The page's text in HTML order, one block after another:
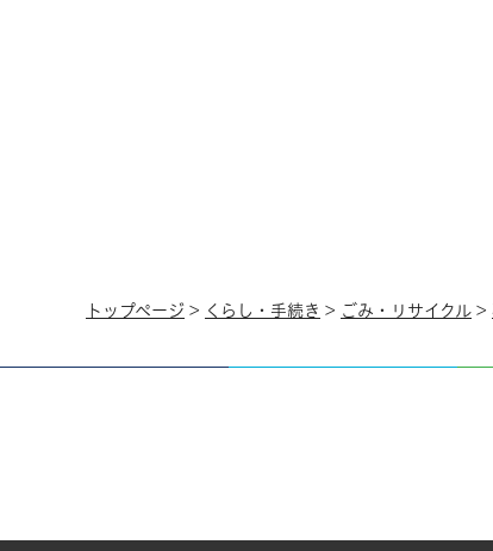
トップページ > くらし・手続き > ごみ・リサイクル >